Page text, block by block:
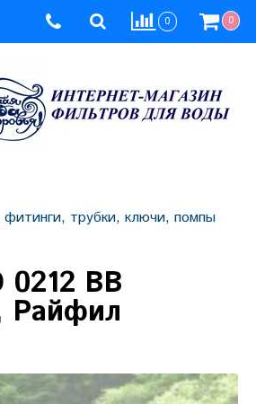
0 0
фитинги, трубки, ключи, помпы
0212 BB
Райфил